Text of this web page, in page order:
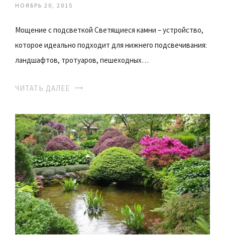
НОЯБРЬ 20, 2015
Мощение с подсветкой Светящиеся камни – устройство,
которое идеально подходит для нижнего подсвечивания:
ландшафтов, тротуаров, пешеходных…
ЧИТАТЬ ДАЛЕЕ